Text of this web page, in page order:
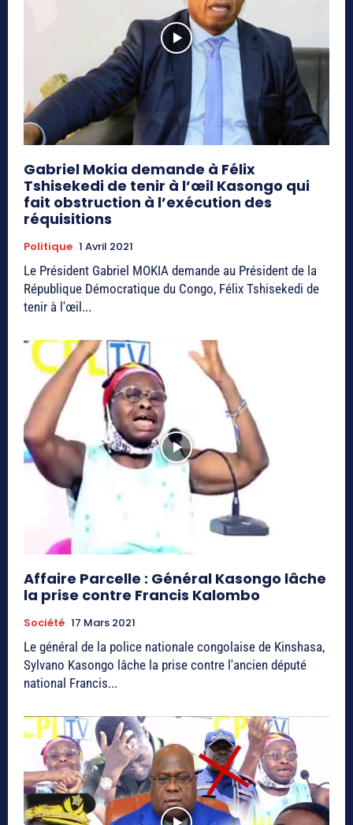
Gabriel Mokia demande à Félix
Tshisekedi de tenir à l’œil Kasongo qui
fait obstruction à l’exécution des
réquisitions
Politique 1 Avril 2021
Le Président Gabriel MOKIA demande au Président de la
République Démocratique du Congo, Félix Tshisekedi de
tenir à l'œil...
Affaire Parcelle : Général Kasongo lâche
la prise contre Francis Kalombo
Société 17 Mars 2021
Le général de la police nationale congolaise de Kinshasa,
Sylvano Kasongo lâche la prise contre l'ancien député
national Francis...